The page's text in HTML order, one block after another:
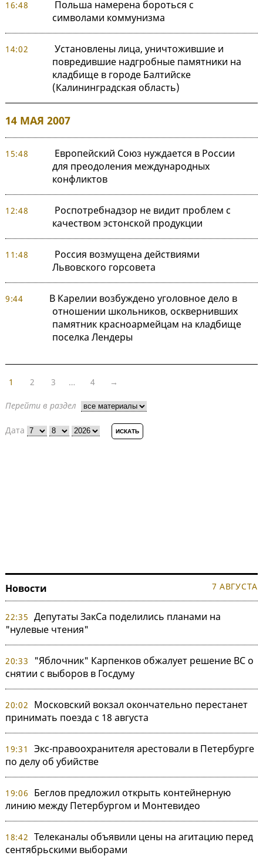
16:48
Польша намерена бороться с
символами коммунизма
14:02
Установлены лица, уничтожившие и
повредившие надгробные памятники на
кладбище в городе Балтийске
(Калининградская область)
14 МАЯ 2007
15:48
Европейский Союз нуждается в России
для преодоления международных
конфликтов
12:48
Роспотребнадзор не видит проблем с
качеством эстонской продукции
11:48
Россия возмущена действиями
Львовского горсовета
9:44
В Карелии возбуждено уголовное дело в
отношении школьников, осквернивших
памятник красноармейцам на кладбище
поселка Лендеры
1 2 3 … 4 →
Перейти в раздел
Дата
Новости 7 АВГУСТА
22:35 Депутаты ЗакСа поделились планами на
"нулевые чтения"
20:33
"Яблочник" Карпенков обжалует решение ВС о
снятии с выборов в Госдуму
20:02
Московский вокзал окончательно перестанет
принимать поезда с 18 августа
19:31
Экс-правоохранителя арестовали в Петербурге
по делу об убийстве
19:06
Беглов предложил открыть контейнерную
линию между Петербургом и Монтевидео
18:42 Телеканалы объявили цены на агитацию перед
сентябрьскими выборами